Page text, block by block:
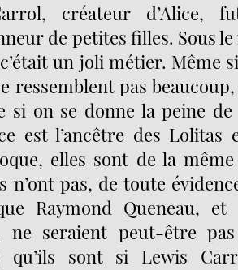
créateur d’Alice,
de petites filles. Sous
un joli métier. Même
ressemblent pas
si on se donne la peine
est l’ancêtre des Lolitas
elles sont de la
n’ont pas, de toute
Raymond Queneau,
ne seraient peut-être
qu’ils sont si Lewis